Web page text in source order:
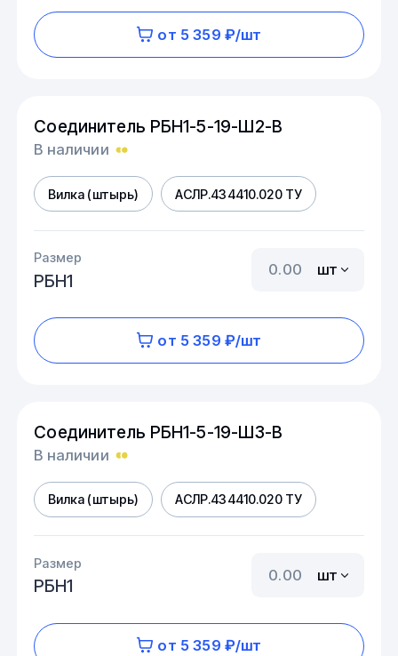
от 5 359 ₽/шт
Соединитель РБН1-5-19-Ш2-В
В наличии
Вилка (штырь) АСЛР.434410.020 ТУ
Размер
РБН1
шт
от 5 359 ₽/шт
Соединитель РБН1-5-19-Ш3-В
В наличии
Вилка (штырь) АСЛР.434410.020 ТУ
Размер
РБН1
шт
от 5 359 ₽/шт